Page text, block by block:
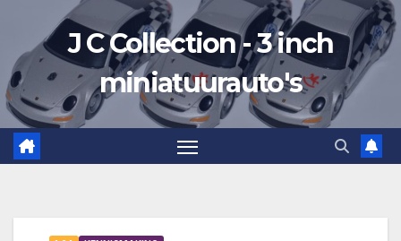
de
inhoud
J C Collection - 3 inch
miniatuurauto's